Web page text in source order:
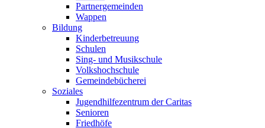
Partnergemeinden
Wappen
Bildung
Kinderbetreuung
Schulen
Sing- und Musikschule
Volkshochschule
Gemeindebücherei
Soziales
Jugendhilfezentrum der Caritas
Senioren
Friedhöfe